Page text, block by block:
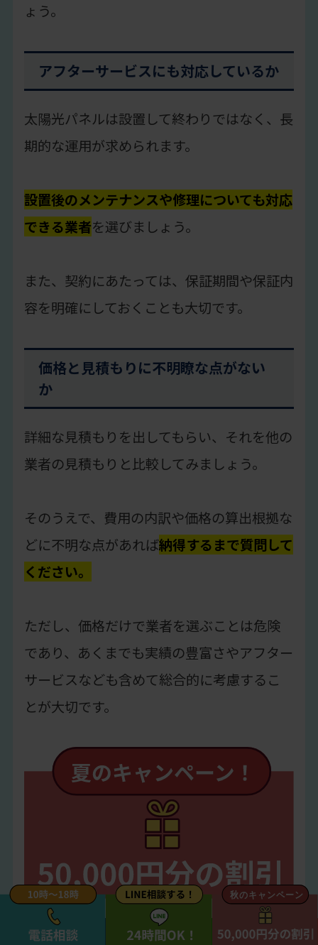
ょう。
アフターサービスにも対応しているか
太陽光パネルは設置して終わりではなく、長
期的な運用が求められます。
設置後のメンテナンスや修理についても対応
できる業者を選びましょう。
また、契約にあたっては、保証期間や保証内
容を明確にしておくことも大切です。
価格と見積もりに不明瞭な点がない
か
詳細な見積もりを出してもらい、それを他の
業者の見積もりと比較してみましょう。
そのうえで、費用の内訳や価格の算出根拠な
どに不明な点があれば納得するまで質問して
ください。
ただし、価格だけで業者を選ぶことは危険
であり、あくまでも実績の豊富さやアフター
サービスなども含めて総合的に考慮するこ
とが大切です。